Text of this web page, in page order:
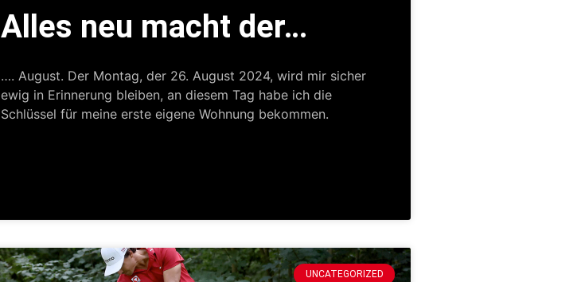
Alles neu macht der…
…. August. Der Montag, der 26. August 2024, wird mir sicher
ewig in Erinnerung bleiben, an diesem Tag habe ich die
Schlüssel für meine erste eigene Wohnung bekommen.
UNCATEGORIZED